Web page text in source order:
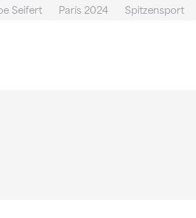
Seifert Paris 2024 Spitzensport